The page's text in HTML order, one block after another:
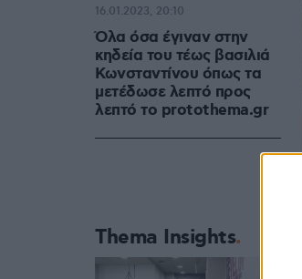
Όλα όσα έγιναν στην
κηδεία του τέως βασιλιά
Κωνσταντίνου όπως τα
μετέδωσε λεπτό προς
λεπτό το protothema.gr
16.01.2023, 20:10
Thema Insights